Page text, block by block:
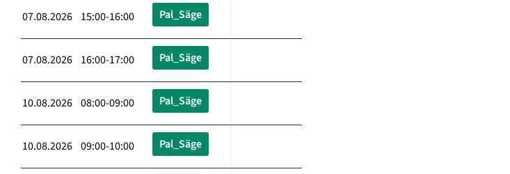
07.08.2026 15:00-16:00 Pal_Säge
07.08.2026 16:00-17:00 Pal_Säge
10.08.2026 08:00-09:00 Pal_Säge
10.08.2026 09:00-10:00 Pal_Säge